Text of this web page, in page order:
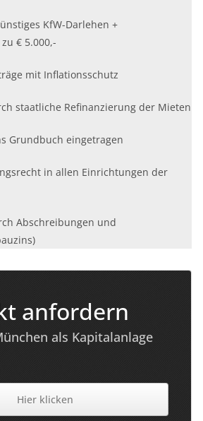
KfW-Darlehen +
€ 5.000,-
mit Inflationsschutz
staatliche Refinanzierung der Mieten
Grundbuch eingetragen
in allen Einrichtungen der
Abschreibungen und
anfordern
als Kapitalanlage
Hier klicken